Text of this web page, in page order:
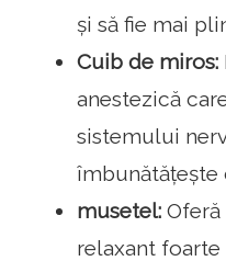
și să fie mai
Cuib de miros:
anestezică
sistemului
îmbunătățește
musetel:
relaxant